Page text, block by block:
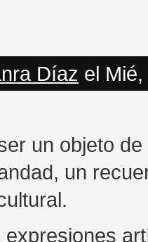
Díaz el
un objeto
un